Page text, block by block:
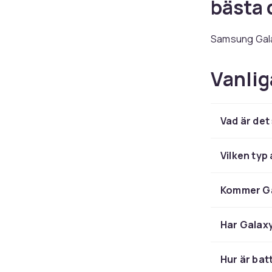
bästa
Samsung
proffsklass
perfekt för
Med en 6,8-
en
Vad är
Vilken typ
Kommer
Har
Hur är